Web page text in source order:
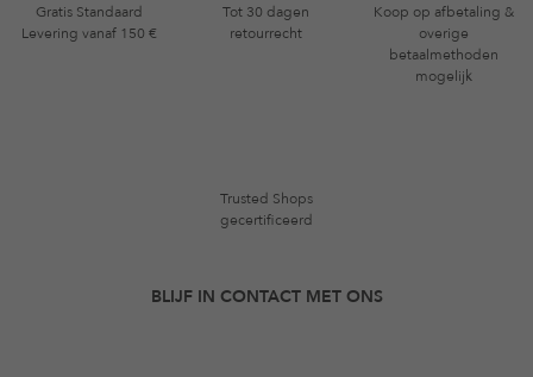
Gratis Standaard
Levering vanaf 150 €
Tot 30 dagen
retourrecht
Koop op afbetaling &
overige
betaalmethoden
mogelijk
Trusted Shops
gecertificeerd
BLIJF IN CONTACT MET ONS